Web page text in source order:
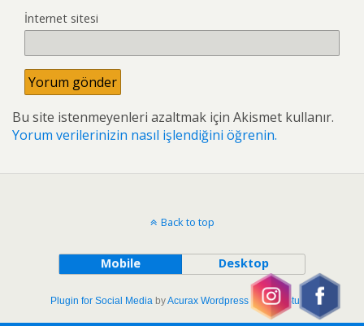
İnternet sitesi
Bu site istenmeyenleri azaltmak için Akismet kullanır.
Yorum verilerinizin nasıl işlendiğini öğrenin.
Back to top
Mobile Desktop
Plugin for Social Media byAcurax Wordpress Design Studio